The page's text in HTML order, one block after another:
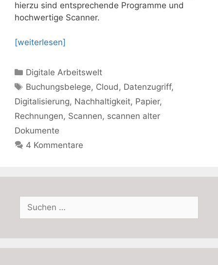
hierzu sind entsprechende Programme und
hochwertige Scanner.
[weiterlesen]
Kategorien
Digitale Arbeitswelt
Schlagwörter
Buchungsbelege, Cloud , Datenzugriff,
Digitalisierung, Nachhaltigkeit, Papier,
Rechnungen, Scannen, scannen alter
Dokumente
4 Kommentare
nach: